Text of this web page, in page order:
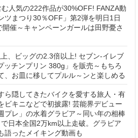
人気の222作品が30%OFF! FANZA動
ツまつり30％OFF」第2弾を明日1日
催～キャンペーンガールは田野憂さ
、ビッグの2.3倍以上! セブン‐イレブ
ッチンプリン 380g」を販売～もちろ
、お皿に移してプルル～ンと楽しめる
ら隠してきたバイクを愛する旅人・有
ビキニなどで初披露! 芸能界デビュー
プレ」の水着グラビア～同い年の相棒
で日本全国2万km以上走破。グラビア
語ったメイキング動画も